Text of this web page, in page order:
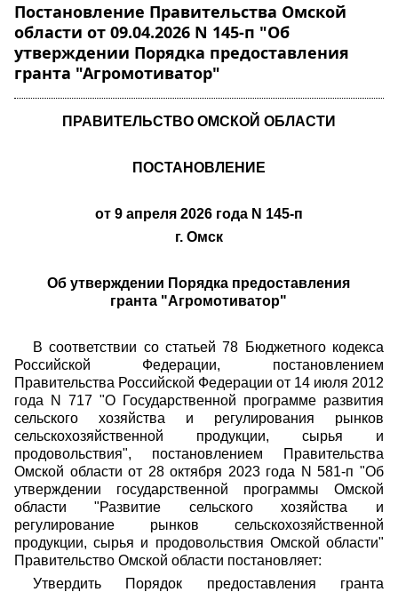
Постановление Правительства Омской
области от 09.04.2026 N 145-п "Об
утверждении Порядка предоставления
гранта "Агромотиватор"
ПРАВИТЕЛЬСТВО ОМСКОЙ ОБЛАСТИ
ПОСТАНОВЛЕНИЕ
от 9 апреля 2026 года N 145-п
г. Омск
Об утверждении Порядка предоставления
гранта "Агромотиватор"
В соответствии со статьей 78 Бюджетного кодекса
Российской Федерации, постановлением
Правительства Российской Федерации от 14 июля 2012
года N 717 "О Государственной программе развития
сельского хозяйства и регулирования рынков
сельскохозяйственной продукции, сырья и
продовольствия", постановлением Правительства
Омской области от 28 октября 2023 года N 581-п "Об
утверждении государственной программы Омской
области "Развитие сельского хозяйства и
регулирование рынков сельскохозяйственной
продукции, сырья и продовольствия Омской области"
Правительство Омской области постановляет:
Утвердить Порядок предоставления гранта